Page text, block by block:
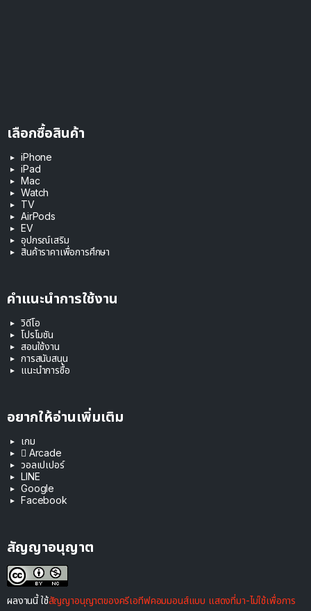
เลือกซื้อสินค้า
iPhone
iPad
Mac
Watch
TV
AirPods
EV
อุปกรณ์เสริม
สินค้าราคาเพื่อการศึกษา
คำแนะนำการใช้งาน
วิดีโอ
โปรโมชัน
สอนใช้งาน
การสนับสนุน
แนะนำการซื้อ
อยากให้อ่านเพิ่มเติม
เกม
 Arcade
วอลเปเปอร์
LINE
Google
Facebook
สัญญาอนุญาต
ผลงานนี้ ใช้สัญญาอนุญาตของครีเอทีฟคอมมอนส์แบบ แสดงที่มา-ไม่ใช้เพื่อการ